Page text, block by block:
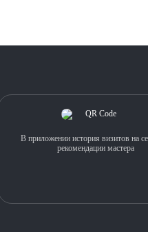
В приложении история визитов на
рекомендации мастера